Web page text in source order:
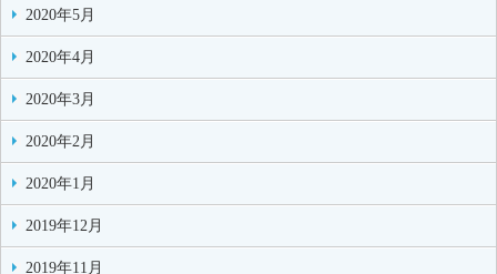
2020年5月
2020年4月
2020年3月
2020年2月
2020年1月
2019年12月
2019年11月